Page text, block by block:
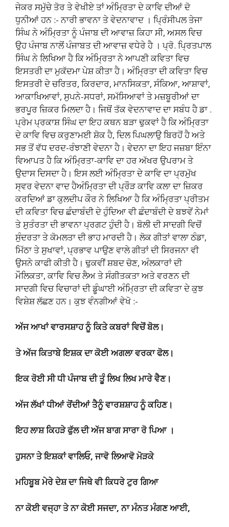
ਜੇਕਰ ਸਮੁੱਚੇ ਤੋਰ ਤੇ ਵੇਖੀਏ ਤਾਂ ਅੰਮ੍ਰਿਤਾ ਦੇ ਕਾਵਿ ਦੀਆਂ ਦੋ
ਧੁਨੀਆਂ ਹਨ :- ਨਾਰੀ ਭਾਵਨਾ ਤੇ ਵੇਦਨਾਵਾਦ । ਪ੍ਰਿੰਸੀਪਲ ਤੇਜਾ
ਸਿੰਘ ਨੇ ਅੰਮ੍ਰਿਤਾ ਨੂੰ ਪੰਜਾਬ ਦੀ ਆਵਾਜ਼ ਕਿਹਾ ਸੀ, ਅਸਲ ਵਿਚ
ਉਹ ਪੰਜਾਬ ਨਾਲੋਂ ਪੰਜਾਬਤ ਦੀ ਆਵਾਜ਼ ਵਧੇਰੇ ਹੈ । ਪ੍ਰੋ. ਪ੍ਰਿਤਪਾਲ
ਸਿੰਘ ਨੇ ਲਿਖਿਆ ਹੈ ਕਿ ਅੰਮ੍ਰਿਤਾ ਨੇ ਆਪਣੀ ਕਵਿਤਾ ਵਿਚ
ਇਸਤਰੀ ਦਾ ਮੁਕੱਦਮਾ ਪੇਸ਼ ਕੀਤਾ ਹੈ। ਅੰਮ੍ਰਿਤਾ ਦੀ ਕਵਿਤਾ ਵਿਚ
ਇਸਤਰੀ ਦੇ ਚਰਿਤਰ, ਕਿਰਦਾਰ, ਮਾਨਸਿਕਤਾ, ਸੰਕਿਆ, ਆਸ਼ਾਵਾਂ,
ਆਕਾਖਿਆਵਾਂ, ਸੁਪਨੇ-ਸਧਰਾਂ, ਸਮੱਸਿਆਵਾਂ ਤੇ ਮਜ਼ਬੂਰੀਆਂ ਦਾ
ਭਰਪੂਰ ਜ਼ਿਕਰ ਮਿਲਦਾ ਹੈ। ਜਿਥੋਂ ਤੱਕ ਵੇਦਨਾਵਾਦ ਦਾ ਸਬੰਧ ਹੈ ਡਾ .
ਪ੍ਰੇਮ ਪ੍ਰਕਾਸ਼ ਸਿੰਘ ਦਾ ਇਹ ਕਥਨ ਬੜਾ ਢੁਕਵਾਂ ਹੈ ਕਿ ਅੰਮ੍ਰਿਤਾ
ਦੇ ਕਾਵਿ ਵਿਚ ਕਰੁਣਾਮਈ ਸ਼ੋਕ ਹੈ, ਦਿਲ ਪਿਘਲਾਉ ਬਿਰਹੋਂ ਹੈ ਅਤੇ
ਸਭ ਤੋਂ ਵੱਧ ਦਰਦ-ਰੰਝਾਣੀ ਵੇਦਨਾ ਹੈ। ਵੇਦਨਾ ਦਾ ਇਹ ਜਜ਼ਬਾ ਇੰਨਾ
ਵਿਆਪਤ ਹੈ ਕਿ ਅੰਮ੍ਰਿਤਾ-ਕਾਵਿ ਦਾ ਹਰ ਅੱਖਰ ਉਪਰਾਮ ਤੇ
ਉਦਾਸ ਦਿਸਦਾ ਹੈ। ਇਸ ਲਈ ਅੰਮ੍ਰਿਤਾ ਦੇ ਕਾਵਿ ਦਾ ਪ੍ਰਮੁੱਖ
ਸ੍ਵਰ ਵੇਦਨਾ ਵਾਦ ਹੈਅੰਮ੍ਰਿਤਾ ਦੀ ਪ੍ਰੌੜ ਕਾਵਿ ਕਲਾ ਦਾ ਜ਼ਿਕਰ
ਕਰਦਿਆਂ ਡਾ ਕੁਲਦੀਪ ਕੌਰ ਨੇ ਲਿਖਿਆ ਹੈ ਕਿ ਅੰਮ੍ਰਿਤਾ ਪ੍ਰੀਤਮ
ਦੀ ਕਵਿਤਾ ਵਿਚ ਛੰਦਾਬੰਦੀ ਦੇ ਹੁੰਦਿਆ ਵੀ ਛੰਦਾਬੰਦੀ ਦੇ ਬਝਵੇਂ ਨੇਮਾਂ
ਤੇ ਸੁਤੰਰਤਾ ਦੀ ਭਾਵਨਾ ਪ੍ਰਗਟ ਹੁੰਦੀ ਹੈ। ਬੋਲੀ ਦੀ ਸਾਦਗੀ ਵਿਚੋਂ
ਸੁੰਦਰਤਾ ਤੇ ਕੋਮਲਤਾ ਦੀ ਭਾਹ ਮਾਰਦੀ ਹੈ। ਲੋਕ ਗੀਤਾਂ ਵਾਲਾ ਠੰਡਾ,
ਮਿੱਠਾ ਤੇ ਸੁਖਾਵਾਂ, ਪ੍ਰਭਾਵ ਪਾਉਣ ਵਾਲੇ ਗੀਤਾਂ ਦੀ ਸਿਰਜਨਾ ਵੀ
ਉਸਨੇ ਕਾਫੀ ਕੀਤੀ ਹੈ। ਢੁਕਵੀਂ ਸ਼ਬਦ ਚੋਣ, ਅੰਲਕਾਰਾਂ ਦੀ
ਮੌਲਿਕਤਾ, ਕਾਵਿ ਵਿਚ ਲੈਅ ਤੇ ਸੰਗੀਤਕਤਾ ਅਤੇ ਵਰਣਨ ਦੀ
ਸਾਦਗੀ ਵਿਚ ਵਿਚਾਰਾਂ ਦੀ ਡੂੰਘਾਈ ਅੰਮ੍ਰਿਤਾ ਦੀ ਕਵਿਤਾ ਦੇ ਕੁਝ
ਵਿਸ਼ੇਸ਼ ਲੱਛਣ ਹਨ। ਕੁਝ ਵੰਨਗੀਆਂ ਵੇਖੋ :-
ਅੱਜ ਆਖਾਂ ਵਾਰਸਸ਼ਾਹ ਨੂੰ ਕਿਤੇ ਕਬਰਾਂ ਵਿਚੋਂ ਬੋਲ।
ਤੇ ਅੱਜ ਕਿਤਾਬੇ ਇਸ਼ਕ ਦਾ ਕੋਈ ਅਗਲਾ ਵਰਕਾ ਫੋਲ।
ਇਕ ਰੋਈ ਸੀ ਧੀ ਪੰਜਾਬ ਦੀ ਤੂੰ ਲਿਖ ਲਿਖ ਮਾਰੇ ਵੈਣ।
ਅੱਜ ਲੱਖਾਂ ਧੀਆਂ ਰੋਂਦੀਆਂ ਤੈਨੂੰ ਵਾਰਸ਼ਸ਼ਾਹ ਨੂੰ ਕਹਿਣ।
ਇਹ ਲਾਸ਼ ਕਿਹੜੇ ਫੁੱਲ ਦੀ ਅੱਜ ਬਾਗ ਸਾਰਾ ਰੋ ਪਿਆ ।
ਹੁਸਨਾ ਤੇ ਇਸ਼ਕਾਂ ਵਾਲਿਓ, ਜਾਵੋ ਲਿਆਵੋ ਮੋੜਕੇ
ਮਹਿਬੂਬ ਮੇਰੇ ਦੇਸ਼ ਦਾ ਜਿਥੇ ਵੀ ਕਿਧਰੇ ਟੁਰ ਗਿਆ
ਨਾ ਕੋਈ ਵਜ੍ਹਾ ਤੇ ਨਾ ਕੋਈ ਸਜਦਾ, ਨਾ ਮੰਨਤ ਮੰਗਣ ਆਈ,